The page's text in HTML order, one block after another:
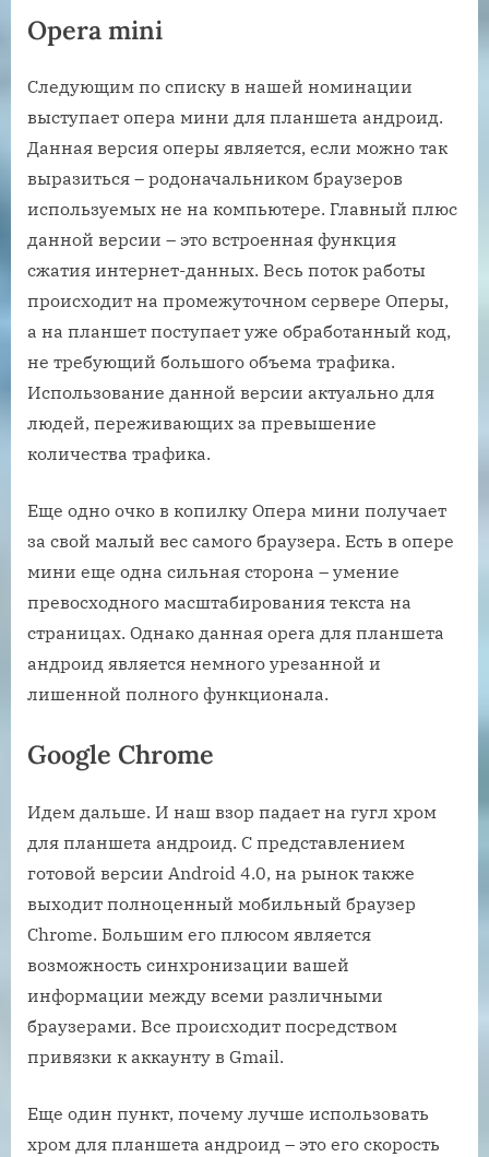
Opera mini
Следующим по списку в нашей номинации
выступает опера мини для планшета андроид.
Данная версия оперы является, если можно так
выразиться – родоначальником браузеров
используемых не на компьютере. Главный плюс
данной версии – это встроенная функция
сжатия интернет-данных. Весь поток работы
происходит на промежуточном сервере Оперы,
а на планшет поступает уже обработанный код,
не требующий большого объема трафика.
Использование данной версии актуально для
людей, переживающих за превышение
количества трафика.
Еще одно очко в копилку Опера мини получает
за свой малый вес самого браузера. Есть в опере
мини еще одна сильная сторона – умение
превосходного масштабирования текста на
страницах. Однако данная opera для планшета
андроид является немного урезанной и
лишенной полного функционала.
Google Chrome
Идем дальше. И наш взор падает на гугл хром
для планшета андроид. С представлением
готовой версии Android 4.0, на рынок также
выходит полноценный мобильный браузер
Chrome. Большим его плюсом является
возможность синхронизации вашей
информации между всеми различными
браузерами. Все происходит посредством
привязки к аккаунту в Gmail.
Еще один пункт, почему лучше использовать
хром для планшета андроид – это его скорость